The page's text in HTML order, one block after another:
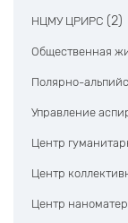
НЦМУ ЦРИРС (2)
Общественная
Полярно-
Управление
Центр
Центр
Центр